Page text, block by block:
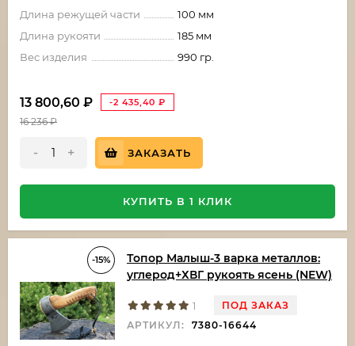
Длина режущей части
100 мм
Длина рукояти
185 мм
Вес изделия
990 гр.
13 800,60 ₽ -2 435,40 ₽
16 236₽
- + ЗАКАЗАТЬ
КУПИТЬ В 1 КЛИК
-15%
Топор Малыш-3 варка металлов:
углерод+ХВГ рукоять ясень (NEW)
1
ПОД ЗАКАЗ
АРТИКУЛ:
7380-16644